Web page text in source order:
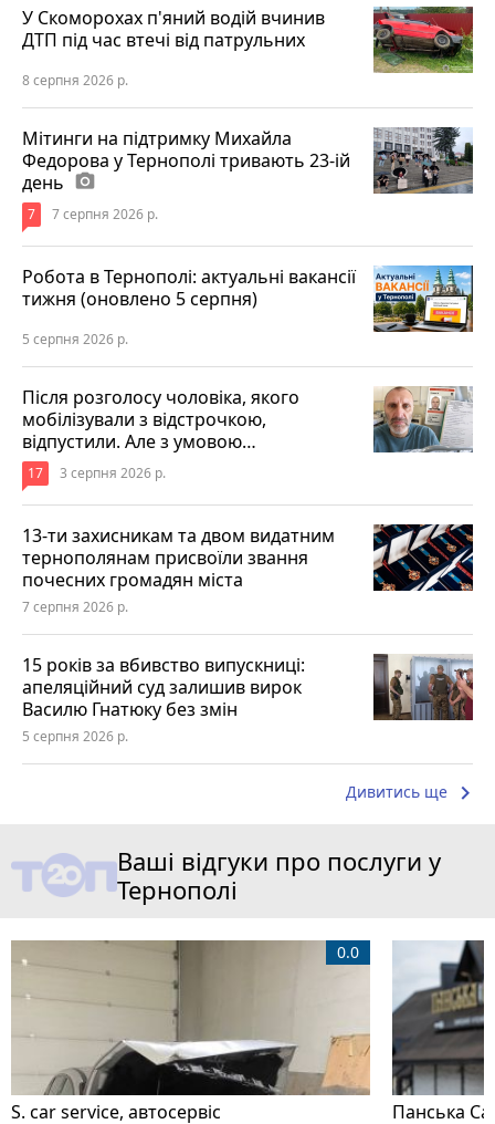
У Скоморохах п'яний водій вчинив
ДТП під час втечі від патрульних
8 серпня 2026 р.
Мітинги на підтримку Михайла
Федорова у Тернополі тривають 23-ій
день photo_camera
7 7 серпня 2026 р.
Робота в Тернополі: актуальні вакансії
тижня (оновлено 5 серпня)
5 серпня 2026 р.
Після розголосу чоловіка, якого
мобілізували з відстрочкою,
відпустили. Але з умовою…
17 3 серпня 2026 р.
13-ти захисникам та двом видатним
тернополянам присвоїли звання
почесних громадян міста
7 серпня 2026 р.
15 років за вбивство випускниці:
апеляційний суд залишив вирок
Василю Гнатюку без змін
5 серпня 2026 р.
Дивитись ще keyboard_arrow_right
Ваші відгуки про послуги у
Тернополі
S. car service, автосервіс
0.0
Панська